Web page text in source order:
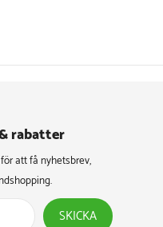
rabatter​
att få nyhetsbrev,
SKICKA